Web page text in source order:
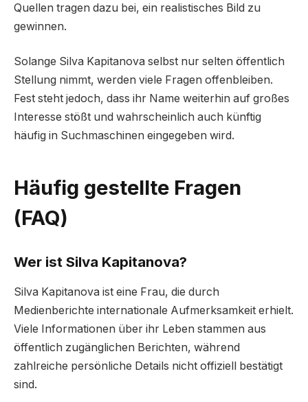
Quellen tragen dazu bei, ein realistisches Bild zu
gewinnen.
Solange Silva Kapitanova selbst nur selten öffentlich
Stellung nimmt, werden viele Fragen offenbleiben.
Fest steht jedoch, dass ihr Name weiterhin auf großes
Interesse stößt und wahrscheinlich auch künftig
häufig in Suchmaschinen eingegeben wird.
Häufig gestellte Fragen
(FAQ)
Wer ist Silva Kapitanova?
Silva Kapitanova ist eine Frau, die durch
Medienberichte internationale Aufmerksamkeit erhielt.
Viele Informationen über ihr Leben stammen aus
öffentlich zugänglichen Berichten, während
zahlreiche persönliche Details nicht offiziell bestätigt
sind.